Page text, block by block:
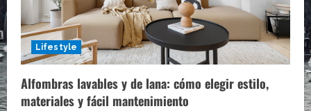
Lifestyle
Alfombras lavables y de lana: cómo elegir estilo,
materiales y fácil mantenimiento